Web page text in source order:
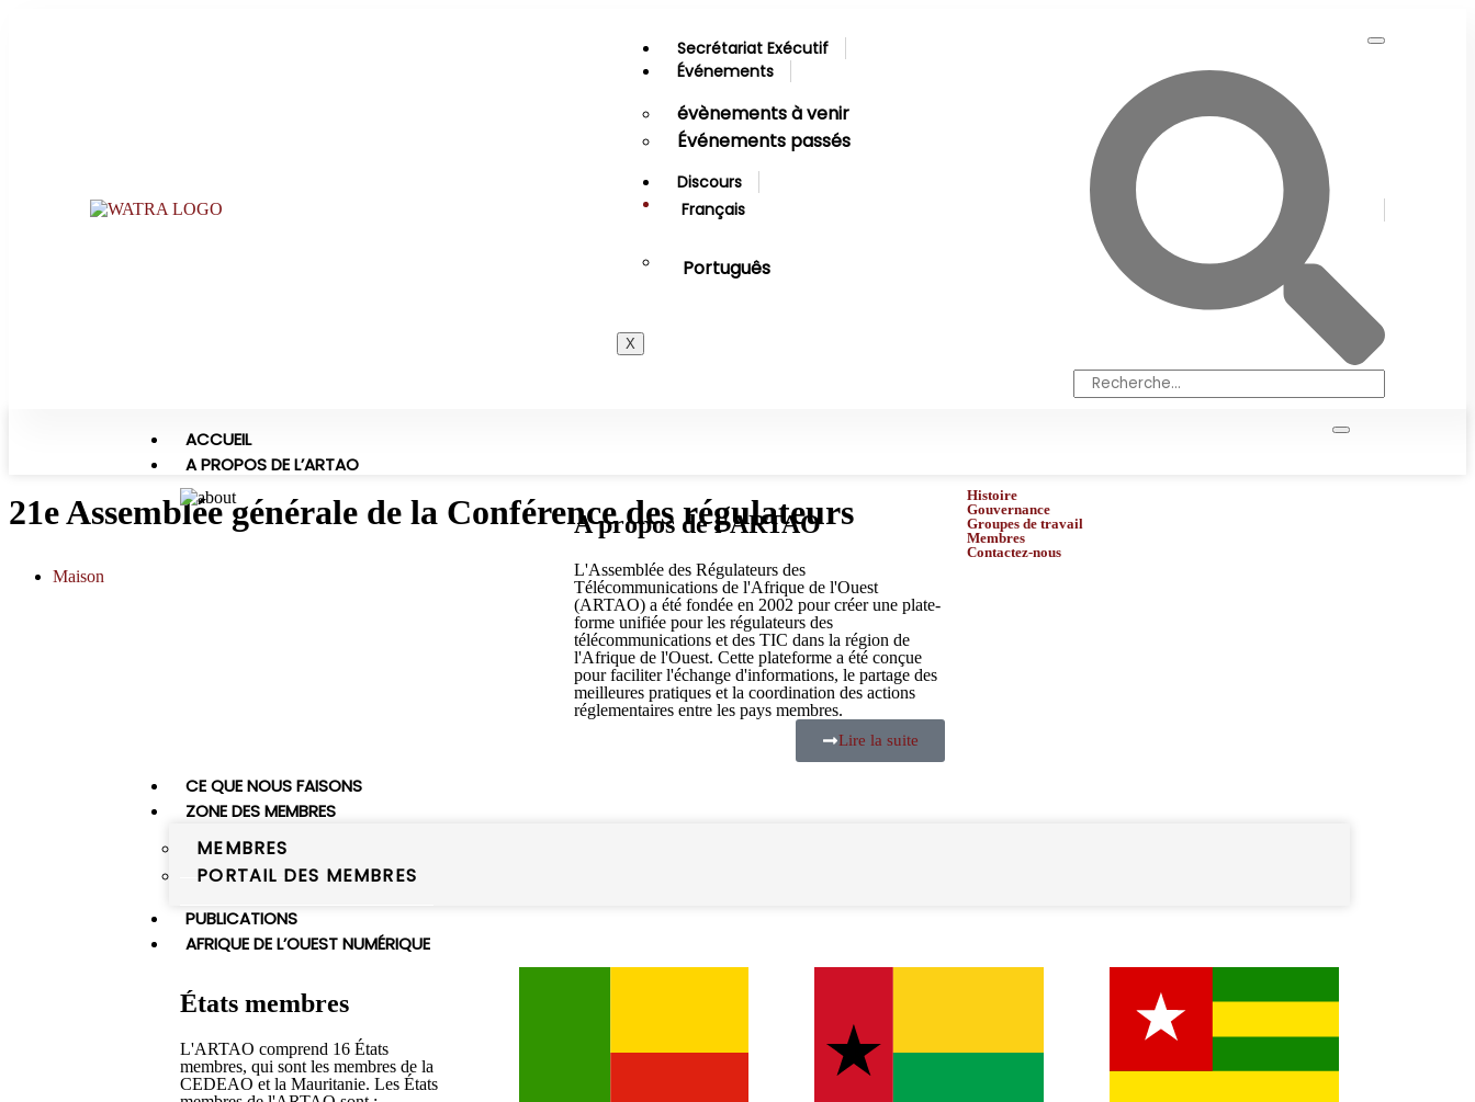
Secrétariat Exécutif
Événements
évènements à venir
Événements passés
Discours
Français
Português
X
ACCUEIL
A PROPOS DE L’ARTAO
A propos de l'ARTAO
L'Assemblée des Régulateurs des
Télécommunications de l'Afrique de l'Ouest
(ARTAO) a été fondée en 2002 pour créer une plate-
forme unifiée pour les régulateurs des
télécommunications et des TIC dans la région de
l'Afrique de l'Ouest. Cette plateforme a été conçue
pour faciliter l'échange d'informations, le partage des
meilleures pratiques et la coordination des actions
réglementaires entre les pays membres.
Lire la suite
Histoire
Gouvernance
Groupes de travail
Membres
Contactez-nous
CE QUE NOUS FAISONS
ZONE DES MEMBRES
MEMBRES
PORTAIL DES MEMBRES
PUBLICATIONS
AFRIQUE DE L’OUEST NUMÉRIQUE
États membres
L'ARTAO comprend 16 États
membres, qui sont les membres de la
CEDEAO et la Mauritanie. Les États
21e Assemblée générale de la Conférence des régulateurs
Maison